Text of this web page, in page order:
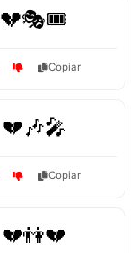
💔🎭🎟️
Copiar
💔🎶🎤
Copiar
💔👫💔